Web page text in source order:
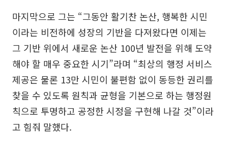
마지막으로 그는 “그동안 활기찬 논산, 행복한 시민
이라는 비전하에 성장의 기반을 다져왔다면 이제는
그 기반 위에서 새로운 논산 100년 발전을 위해 도약
해야 할 매우 중요한 시기”라며 “최상의 행정 서비스
제공은 물론 13만 시민이 불편함 없이 동등한 권리를
찾을 수 있도록 원칙과 균형을 기본으로 하는 행정원
칙으로 투명하고 공정한 시정을 구현해 나갈 것”이라
고 힘줘 말했다.